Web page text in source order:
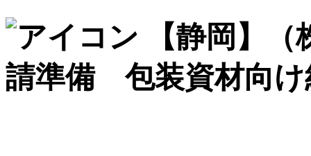
【静岡】
請準備 包装資材向